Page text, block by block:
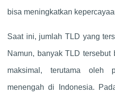
bisa meningkatkan
Saat ini, jumlah TLD yang
Namun, banyak TLD tersebut
maksimal, terutama oleh
menengah di Indonesia.